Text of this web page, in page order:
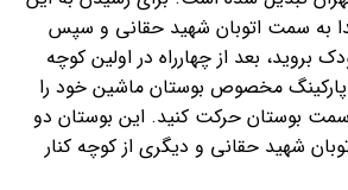
به سمت اتوبان شهید حقانی و سپس
بروید، بعد از چهارراه در اولین کوچه
مخصوص بوستان ماشین خود را
سمت بوستان حرکت کنید. این بوستان دو
شهید حقانی و دیگری از کوچه کنار